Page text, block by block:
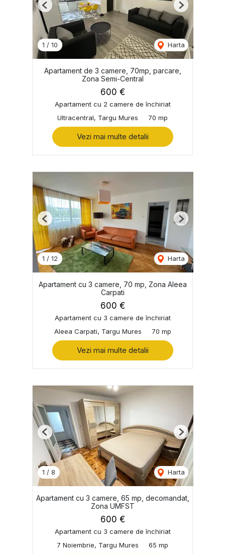
1 / 10 Harta
Previous Next
Apartament de 3 camere, 70mp, parcare,
Zona Semi-Central
600 €
Apartament cu 2 camere de închiriat
Ultracentral, Targu Mures
70 mp
Vezi mai multe detalii
1 / 12 Harta
Previous Next
Apartament cu 3 camere, 70 mp, Zona Aleea
Carpati
600 €
Apartament cu 3 camere de închiriat
Aleea Carpati, Targu Mures
70 mp
Vezi mai multe detalii
1 / 8 Harta
Previous Next
Apartament cu 3 camere, 65 mp, decomandat,
Zona UMFST
600 €
Apartament cu 3 camere de închiriat
7 Noiembrie, Targu Mures
65 mp